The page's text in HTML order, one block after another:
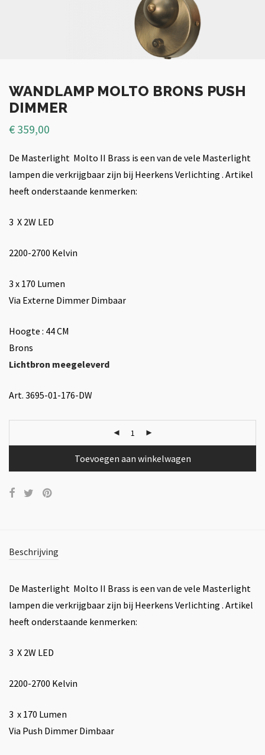
WANDLAMP MOLTO BRONS PUSH
DIMMER
€ 359,00
De Masterlight Molto II Brass is een van de vele Masterlight
lampen die verkrijgbaar zijn bij Heerkens Verlichting . Artikel
heeft onderstaande kenmerken:
3 X 2W LED
2200-2700 Kelvin
3 x 170 Lumen
Via Externe Dimmer Dimbaar
Hoogte : 44 CM
Brons
Lichtbron meegeleverd
Art. 3695-01-176-DW
Toevoegen aan winkelwagen
Beschrijving
De Masterlight Molto II Brass is een van de vele Masterlight
lampen die verkrijgbaar zijn bij Heerkens Verlichting . Artikel
heeft onderstaande kenmerken:
3 X 2W LED
2200-2700 Kelvin
3 x 170 Lumen
Via Push Dimmer Dimbaar